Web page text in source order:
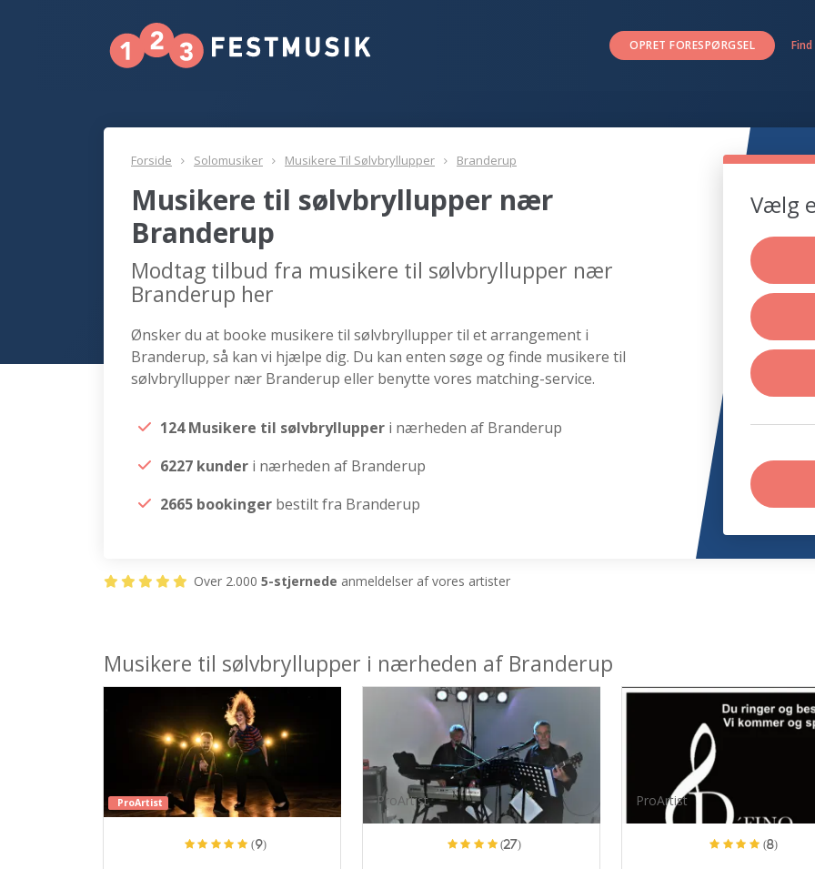
OPRET FORESPØRGSEL
Forside Solomusiker Musikere Til Sølvbryllupper Branderup
Musikere til sølvbryllupper nær
Branderup
Modtag tilbud fra musikere til sølvbryllupper nær
Branderup her
Ønsker du at booke musikere til sølvbryllupper til et arrangement i
Branderup, så kan vi hjælpe dig. Du kan enten søge og finde musikere til
sølvbryllupper nær Branderup eller benytte vores matching-service.
124 Musikere til sølvbryllupper i nærheden af Branderup
6227 kunder i nærheden af Branderup
2665 bookinger bestilt fra Branderup
Vælg
Over 2.000 5-stjernede anmeldelser af vores artister
Musikere til sølvbryllupper i nærheden af Branderup
ProArtist
(9)
ProArtist
(27)
ProArtist
(8)